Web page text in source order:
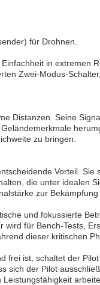
für Drohnen.
in extremen
Zwei-Modus-
Distanzen. Seine
zu bringen.
Vorteil. Sie
die unter idealen
zur
und fokussierte
für Bench-Tests,
dieser kritischen
frei ist, schaltet der
sich der Pilot